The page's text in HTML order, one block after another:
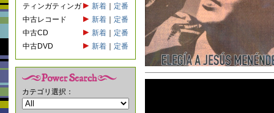
ティンガティンガ
新着
定番
中古レコード
新着
定番
中古CD
新着
定番
中古DVD
新着 定番
カテゴリ選択：